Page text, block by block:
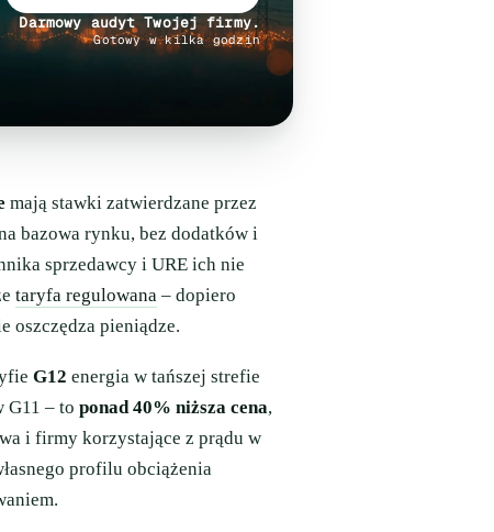
Darmowy audyt Twojej firmy.
Gotowy w kilka godzin
mają stawki zatwierdzane przez
bazowa rynku, bez dodatków i
sprzedawcy i URE ich nie
taryfa regulowana – dopiero
oszczędza pieniądze.
G12 energia w tańszej strefie
G11 – to ponad 40% niższa cena,
i firmy korzystające z prądu w
profilu obciążenia